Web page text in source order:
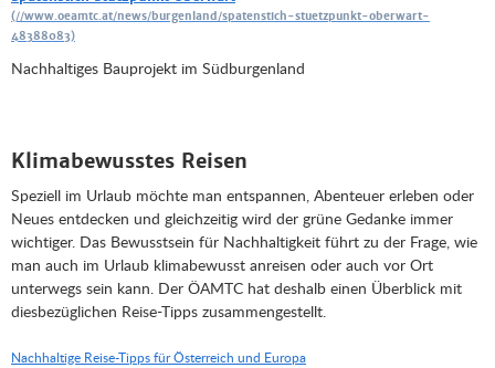
Nachhaltiges Bauprojekt im Südburgenland
Klimabewusstes Reisen
Speziell im Urlaub möchte man entspannen, Abenteuer erleben oder
Neues entdecken und gleichzeitig wird der grüne Gedanke immer
wichtiger. Das Bewusstsein für Nachhaltigkeit führt zu der Frage, wie
man auch im Urlaub klimabewusst anreisen oder auch vor Ort
unterwegs sein kann. Der ÖAMTC hat deshalb einen Überblick mit
diesbezüglichen Reise-Tipps zusammengestellt.
Nachhaltige Reise-Tipps für Österreich und Europa